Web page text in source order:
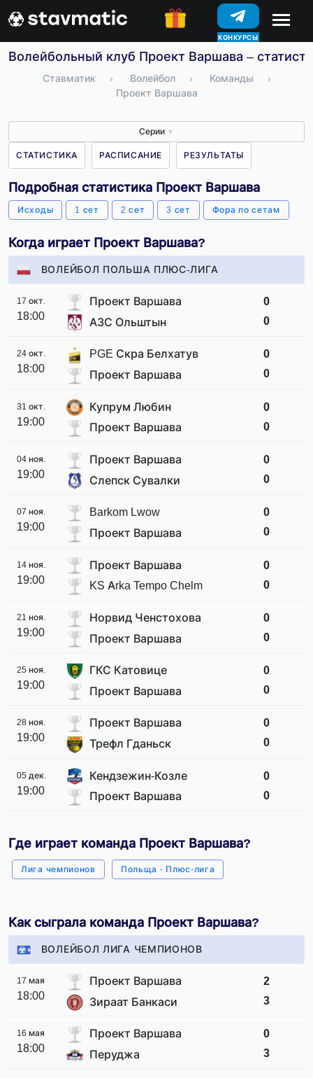
КОНКУРСЫ
Волейбольный клуб Проект Варшава –
Ставматик › Волейбол › Команды
›
Проект Варшава
Серии ▼
СТАТИСТИКА РАСПИСАНИЕ РЕЗУЛЬТАТЫ
Подробная статистика Проект Варшава
Исходы 1 сет 2 сет 3 сет Фора по сетам
Когда играет Проект Варшава?
ВОЛЕЙБОЛ ПОЛЬША ПЛЮС-ЛИГА
17 окт.
18:00
Проект Варшава
АЗС Ольштын
0
0
24 окт.
18:00
PGE Скра Белхатув
Проект Варшава
0
0
31 окт.
19:00
Купрум Любин
Проект Варшава
0
0
04 ноя.
19:00
Проект Варшава
Слепск Сувалки
0
0
07 ноя.
19:00
Barkom Lwow
Проект Варшава
0
0
14 ноя.
19:00
Проект Варшава
KS Arka Tempo Chelm
0
0
21 ноя.
19:00
Норвид Ченстохова
Проект Варшава
0
0
25 ноя.
19:00
ГКС Катовице
Проект Варшава
0
0
28 ноя.
19:00
Проект Варшава
Трефл Гданьск
0
0
05 дек.
19:00
Кендзежин-Козле
Проект Варшава
0
0
Где играет команда Проект Варшава?
Лига чемпионов Польща - Плюс-лига
Как сыграла команда Проект Варшава?
ВОЛЕЙБОЛ ЛИГА ЧЕМПИОНОВ
17 мая
18:00
Проект Варшава
Зираат Банкаси
2
3
16 мая
18:00
Проект Варшава
Перуджа
0
3